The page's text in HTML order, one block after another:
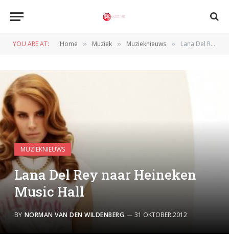
YOU ARE AT: Home » Muziek » Muzieknieuws » Lana Del Rey naar Heineken Music Hall
MUZIEKNIEUWS
Lana Del Rey naar Heineken
Music Hall
BY NORMAN VAN DEN WILDENBERG 31 OKTOBER 2012